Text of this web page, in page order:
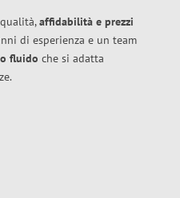
affidabilità e prezzi
di esperienza e un team
fluido che si adatta